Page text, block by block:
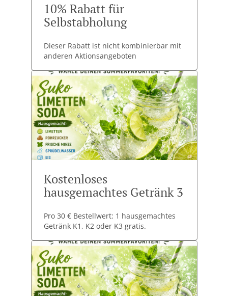
10% Rabatt für
Selbstabholung
Dieser Rabatt ist nicht kombinierbar mit
anderen Aktionsangeboten
Kostenloses
hausgemachtes Getränk 3
Pro 30 € Bestellwert: 1 hausgemachtes
Getränk K1, K2 oder K3 gratis.